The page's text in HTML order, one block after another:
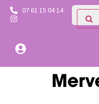
07 61 15 04 14